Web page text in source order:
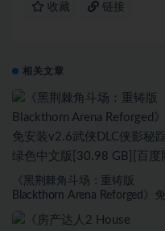
收藏 链接
相关文章
《黑荆棘角斗场：重铸版
Blackthorn Arena Reforged》免
文版[30.98 GB][百度网盘]